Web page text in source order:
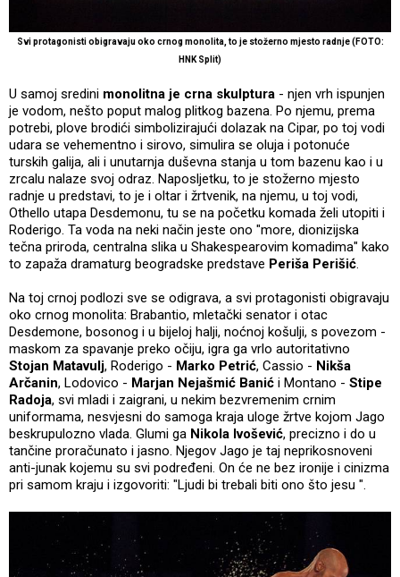
Svi protagonisti obigravaju oko crnog monolita, to je stožerno mjesto radnje (FOTO:
HNK Split)
U samoj sredini monolitna je crna skulptura - njen vrh ispunjen
je vodom, nešto poput malog plitkog bazena. Po njemu, prema
potrebi, plove brodići simbolizirajući dolazak na Cipar, po toj vodi
udara se vehementno i sirovo, simulira se oluja i potonuće
turskih galija, ali i unutarnja duševna stanja u tom bazenu kao i u
zrcalu nalaze svoj odraz. Naposljetku, to je stožerno mjesto
radnje u predstavi, to je i oltar i žrtvenik, na njemu, u toj vodi,
Othello utapa Desdemonu, tu se na početku komada želi utopiti i
Roderigo. Ta voda na neki način jeste ono "more, dionizijska
tečna priroda, centralna slika u Shakespearovim komadima" kako
to zapaža dramaturg beogradske predstave Periša Perišić.
Na toj crnoj podlozi sve se odigrava, a svi protagonisti obigravaju
oko crnog monolita: Brabantio, mletački senator i otac
Desdemone, bosonog i u bijeloj halji, noćnoj košulji, s povezom -
maskom za spavanje preko očiju, igra ga vrlo autoritativno
Stojan Matavulj, Roderigo - Marko Petrić, Cassio - Nikša
Arčanin, Lodovico - Marjan Nejašmić Banić i Montano - Stipe
Radoja, svi mladi i zaigrani, u nekim bezvremenim crnim
uniformama, nesvjesni do samoga kraja uloge žrtve kojom Jago
beskrupulozno vlada. Glumi ga Nikola Ivošević, precizno i do u
tančine proračunato i jasno. Njegov Jago je taj neprikosnoveni
anti-junak kojemu su svi podređeni. On će ne bez ironije i cinizma
pri samom kraju i izgovoriti: "Ljudi bi trebali biti ono što jesu ".